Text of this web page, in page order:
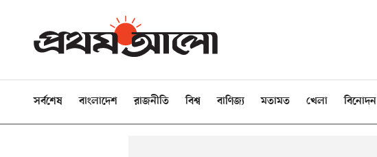
সর্বশেষ বাংলাদেশ রাজনীতি বিশ্ব বাণিজ্য মতামত খেলা বিনোদন